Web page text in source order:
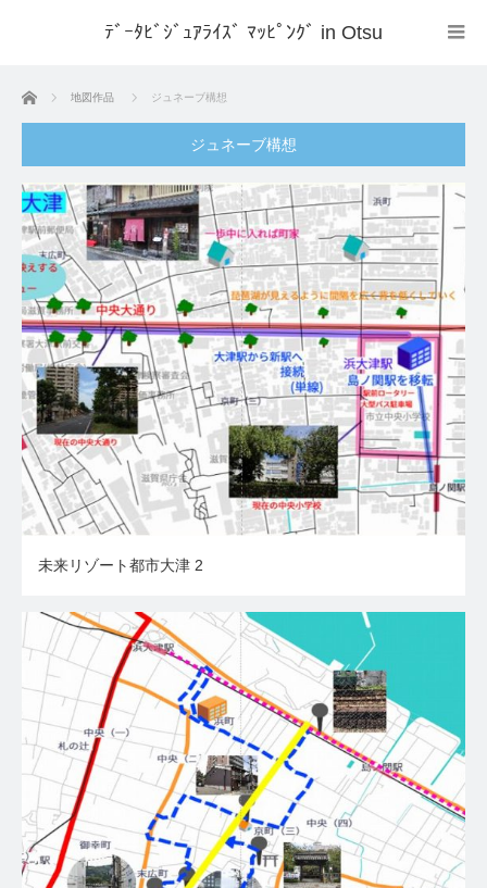
ﾃﾞｰﾀﾋﾞｼﾞｭｱﾗｲｽﾞ ﾏｯﾋﾟﾝｸﾞ in Otsu
ホーム 地図作品 ジュネーブ構想
ジュネーブ構想
未来リゾート都市大津 2